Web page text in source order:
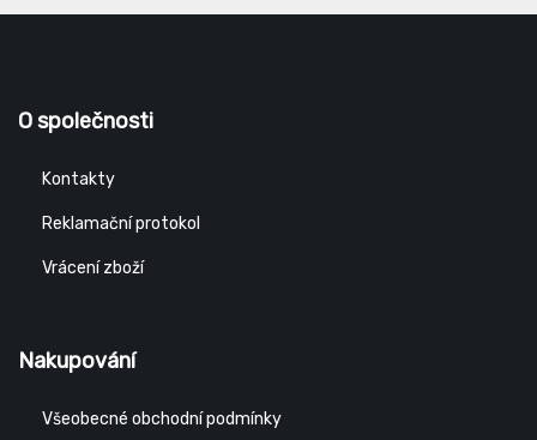
O společnosti
Kontakty
Reklamační protokol
Vrácení zboží
Nakupování
Všeobecné obchodní podmínky